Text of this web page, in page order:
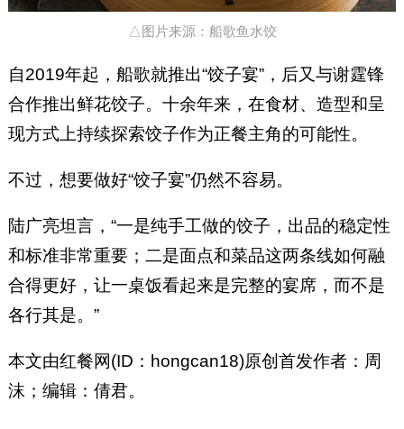
△图片来源：船歌鱼水饺
自2019年起，船歌就推出“饺子宴”，后又与谢霆锋
合作推出鲜花饺子。十余年来，在食材、造型和呈
现方式上持续探索饺子作为正餐主角的可能性。
不过，想要做好“饺子宴”仍然不容易。
陆广亮坦言，“一是纯手工做的饺子，出品的稳定性
和标准非常重要；二是面点和菜品这两条线如何融
合得更好，让一桌饭看起来是完整的宴席，而不是
各行其是。”
本文由红餐网(ID：hongcan18)原创首发作者：周
沫；编辑：倩君。